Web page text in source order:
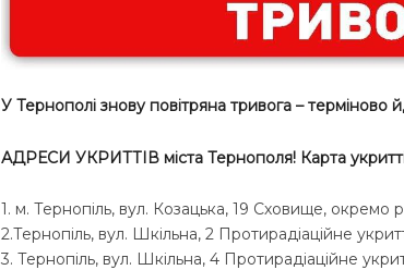
У Тернополі знову повітряна тривога – терміново
АДРЕСИ УКРИТТІВ міста Тернополя! Карта
1. м. Тернопіль, вул. Козацька, 19 Сховище, окремо
2.Тернопіль, вул. Шкільна, 2 Протирадіаційне
3. Тернопіль, вул. Шкільна, 4 Протирадіаційне